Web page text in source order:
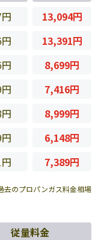
13,094円
13,391円
8,699円
7,416円
8,999円
6,148円
7,389円
去のプロパンガス料金相場
従量料金